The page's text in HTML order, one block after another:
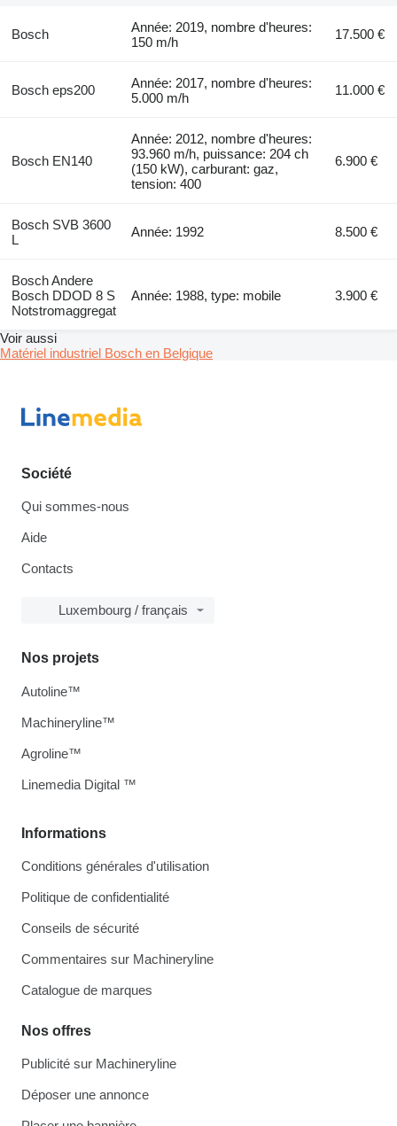
Bosch
Année: 2019, nombre d'heures:
150 m/h
17.500 €
Bosch eps200
Année: 2017, nombre d'heures:
5.000 m/h
11.000 €
Bosch EN140
Année: 2012, nombre d'heures:
93.960 m/h, puissance: 204 ch
(150 kW), carburant: gaz,
tension: 400
6.900 €
Bosch SVB 3600
L
Année: 1992 8.500 €
Bosch Andere
Bosch DDOD 8 S
Notstromaggregat
Année: 1988, type: mobile 3.900 €
Voir aussi
Matériel industriel Bosch en Belgique
Société
Qui sommes-nous
Aide
Contacts
Luxembourg / français
Informations
Conditions générales d'utilisation
Politique de confidentialité
Conseils de sécurité
Commentaires sur Machineryline
Catalogue de marques
Nos offres
Publicité sur Machineryline
Déposer une annonce
Nos projets
Autoline™
Machineryline™
Agroline™
Linemedia Digital ™